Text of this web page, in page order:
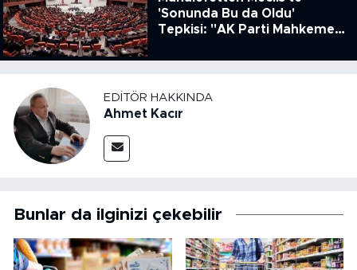
'Sonunda Bu da Oldu'
Tepkisi: "AK Parti Mahkeme
Kanun Çıkardı"
EDITÖR HAKKINDA
Ahmet Kacır
Bunlar da ilginizi çekebilir